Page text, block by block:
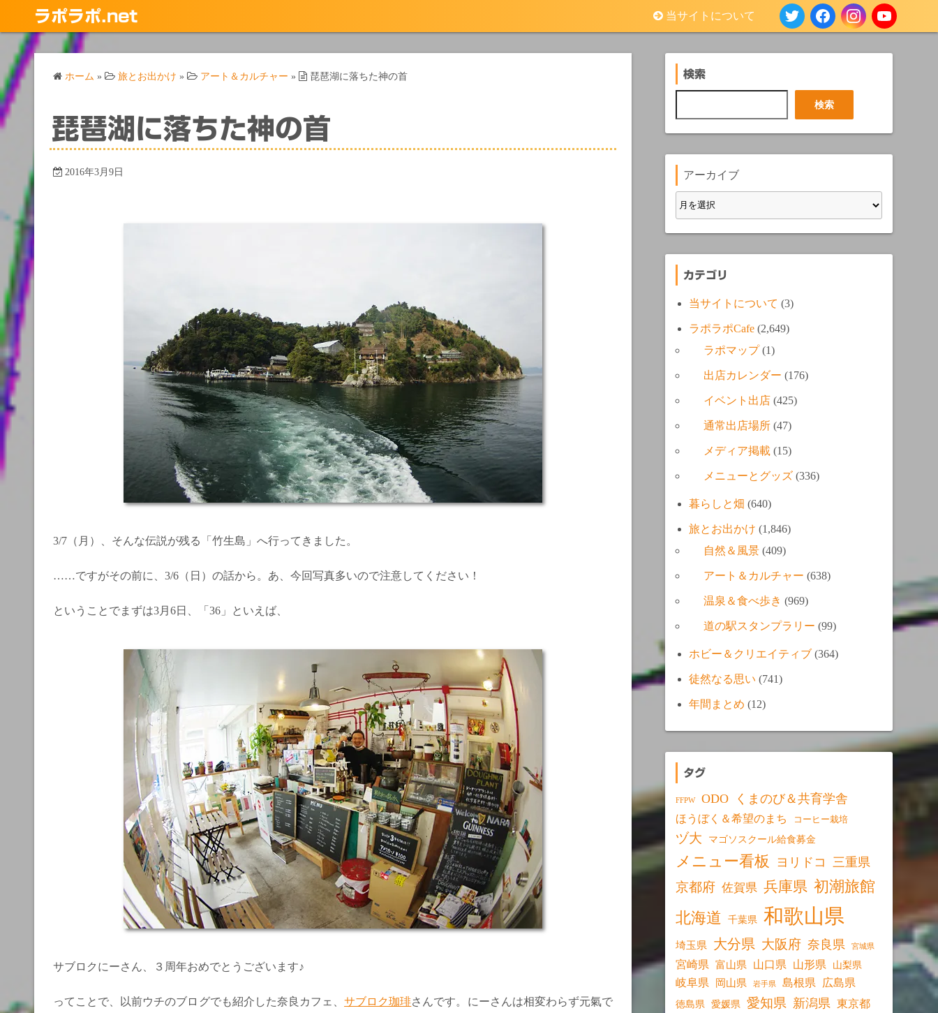
ン
ツ
へ
ス
ラポラポ.net 当サイトについて
ホーム » 旅とお出かけ » アート＆カルチャー » 琵琶湖に落ちた神の首
琵琶湖に落ちた神の首
2016年3月9日
3/7（月）、そんな伝説が残る「竹生島」へ行ってきました。
……ですがその前に、3/6（日）の話から。あ、今回写真多いので注意してください！
ということでまずは3月6日、「36」といえば、
サブロクにーさん、３周年おめでとうございます♪
ってことで、以前ウチのブログでも紹介した奈良カフェ、サブロク珈琲さんです。にーさんは相変わらず元氣で
検索
索
検索
アーカイブ
カテゴリ
当サイトについて (3)
ラポラポCafe (2,649)
ラポマップ(1)
出店カレンダー (176)
イベント出店 (425)
通常出店場所 (47)
メディア掲載 (15)
メニューとグッズ (336)
暮らしと畑 (640)
旅とお出かけ (1,846)
自然＆風景 (409)
アート＆カルチャー (638)
温泉＆食べ歩き (969)
道の駅スタンプラリー (99)
ホビー＆クリエイティブ (364)
徒然なる思い (741)
年間まとめ (12)
タグ
FFPW ODO くまのび＆共育学舎
ほうぼく＆希望のまち コーヒー栽培
ヅ大 マゴソスクール給食募金
メニュー看板 ヨリドコ 三重県
京都府 佐賀県 兵庫県 初潮旅館
北海道
千葉県 和歌山県
埼玉県 大分県 大阪府 奈良県 宮城県
宮崎県 富山県 山口県 山形県 山梨県
岐阜県 岡山県 岩手県 島根県 広島県
徳島県 愛媛県 愛知県 新潟県 東京都